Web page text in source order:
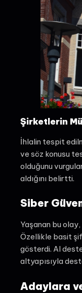
Şirketlerin
İhlalin tespit
ve söz konusu
olduğunu
aldığını belirtti.
Siber
Yaşanan bu
Özellikle basit
gösterdi. AI
altyapısıyla
Adaylara